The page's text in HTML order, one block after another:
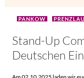
PANKOW
Stand-Up
Deutschen